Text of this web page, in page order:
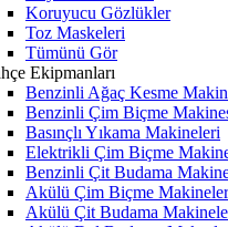
Koruyucu Gözlükler
Toz Maskeleri
Tümünü Gör
Ekipmanları
Benzinli Ağaç Kesme
Benzinli Çim Biçme
Basınçlı Yıkama Makineleri
Elektrikli Çim Biçme
Benzinli Çit Budama
Akülü Çim Biçme
Akülü Çit Budama